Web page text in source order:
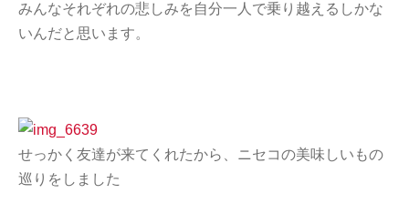
みんなそれぞれの悲しみを自分一人で乗り越えるしかな
いんだと思います。
せっかく友達が来てくれたから、ニセコの美味しいもの
巡りをしました